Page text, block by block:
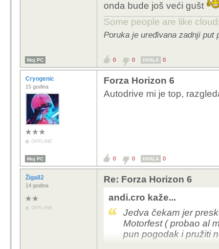
onda bude još veći gušt
Some people are like
Poruka je uređivana zadnji put
Moj PC 0 0 HVALA 0
Cryogenic
15 godina
OFFLINE
Forza Horizon 6
Autodrive mi je top,
Moj PC 0 0 HVALA 0
Žiga82
14 godina
OFFLINE
Re: Forza Horizon 6
andi.cro kaže...
Jedva čekam jer
Motorfest ( probao al
pun pogodak i pružiti